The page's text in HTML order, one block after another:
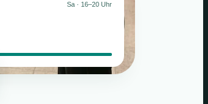
Sa · 16–20 Uhr